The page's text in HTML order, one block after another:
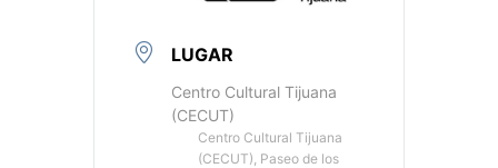
LUGAR
Centro Cultural Tijuana
(CECUT)
Centro Cultural Tijuana
(CECUT), Paseo de los